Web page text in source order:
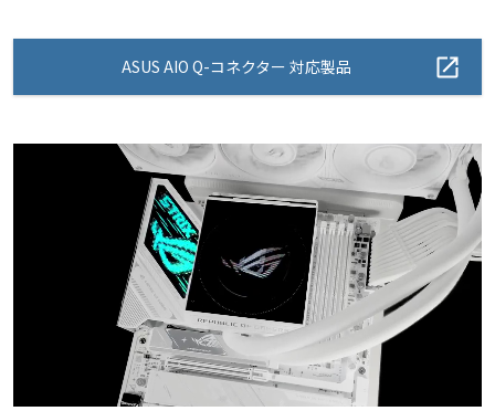
ASUS AIO Q-コネクター 対応製品